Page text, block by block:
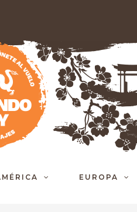
EUROPA